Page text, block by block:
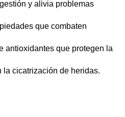
y alivia problemas
que combaten
antioxidantes que protegen la
la cicatrización de heridas.